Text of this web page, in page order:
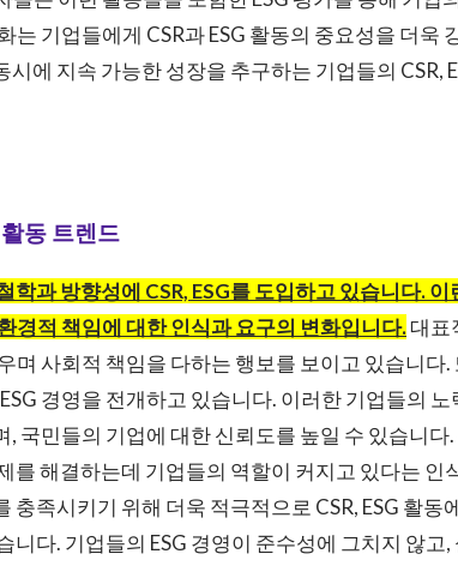
는 기업들에게 CSR과 ESG 활동의 중요성을 더욱
에 지속 가능한 성장을 추구하는 기업들의 CSR,
동 트렌드
학과 방향성에 CSR, ESG를 도입하고 있습니다.
경적 책임에 대한 인식과 요구의 변화입니다.대표
며 사회적 책임을 다하는 행보를 보이고 있습니다
경영을 전개하고 있습니다. 이러한 기업들의
, 국민들의 기업에 대한 신뢰도를 높일 수 있습니
를 해결하는데 기업들의 역할이 커지고 있다는 인
충족시키기 위해 더욱 적극적으로 CSR, ESG 활동
니다. 기업들의 ESG 경영이 준수성에 그치지 않